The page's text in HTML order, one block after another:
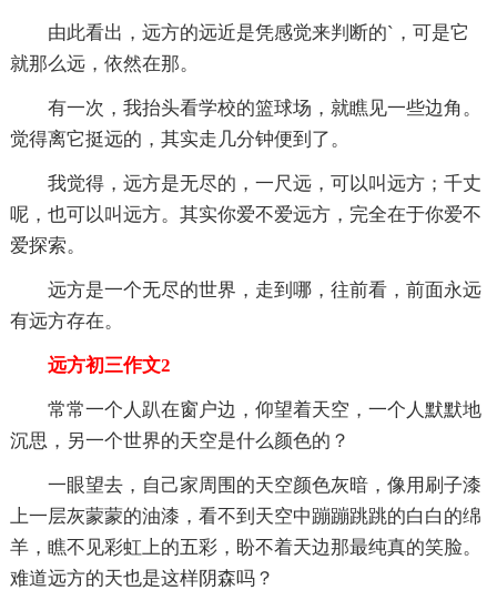
由此看出，远方的远近是凭感觉来判断的`，可是它
就那么远，依然在那。
有一次，我抬头看学校的篮球场，就瞧见一些边角。
觉得离它挺远的，其实走几分钟便到了。
我觉得，远方是无尽的，一尺远，可以叫远方；千丈
呢，也可以叫远方。其实你爱不爱远方，完全在于你爱不
爱探索。
远方是一个无尽的世界，走到哪，往前看，前面永远
有远方存在。
远方初三作文2
常常一个人趴在窗户边，仰望着天空，一个人默默地
沉思，另一个世界的天空是什么颜色的？
一眼望去，自己家周围的天空颜色灰暗，像用刷子漆
上一层灰蒙蒙的油漆，看不到天空中蹦蹦跳跳的白白的绵
羊，瞧不见彩虹上的五彩，盼不着天边那最纯真的笑脸。
难道远方的天也是这样阴森吗？